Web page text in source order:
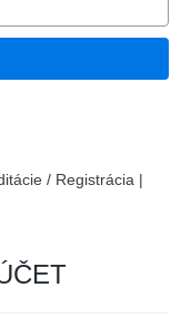
/ Registrácia |